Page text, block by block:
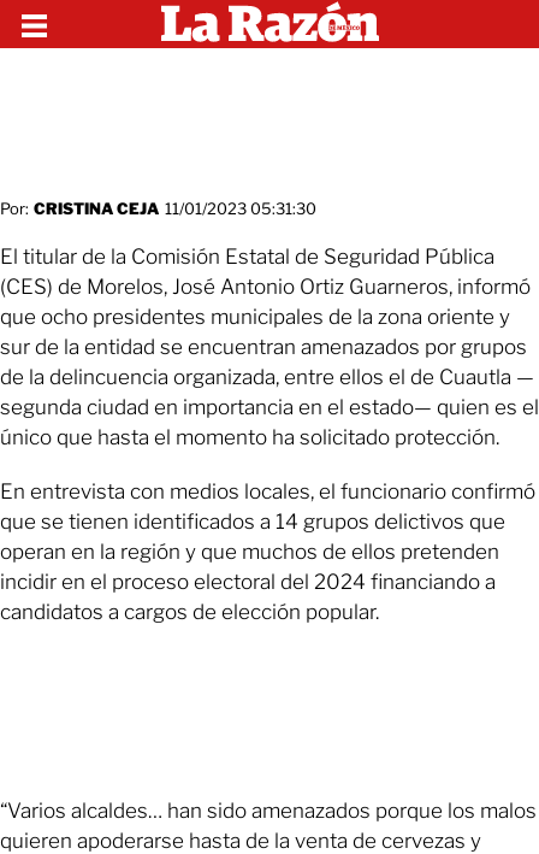
Por: CRISTINA CEJA 11/01/2023 05:31:30
El titular de la Comisión Estatal de Seguridad Pública
(CES) de Morelos, José Antonio Ortiz Guarneros, informó
que ocho presidentes municipales de la zona oriente y
sur de la entidad se encuentran amenazados por grupos
de la delincuencia organizada, entre ellos el de Cuautla —
segunda ciudad en importancia en el estado— quien es el
único que hasta el momento ha solicitado protección.
En entrevista con medios locales, el funcionario confirmó
que se tienen identificados a 14 grupos delictivos que
operan en la región y que muchos de ellos pretenden
incidir en el proceso electoral del 2024 financiando a
candidatos a cargos de elección popular.
“Varios alcaldes… han sido amenazados porque los malos
quieren apoderarse hasta de la venta de cervezas y